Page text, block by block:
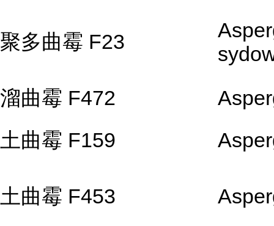
聚多曲霉 F23
溜曲霉 F472
土曲霉 F159
土曲霉 F453